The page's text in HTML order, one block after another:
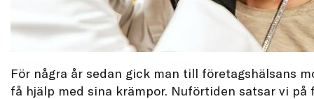
För några år sedan gick man till företagshälsans
få hjälp med sina krämpor. Nuförtiden satsar vi på